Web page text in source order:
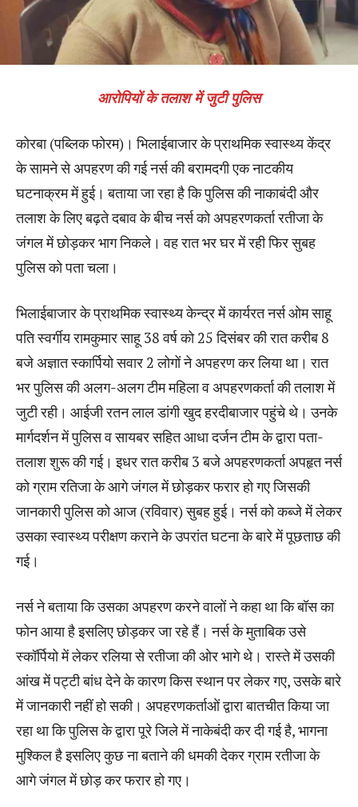
आरोपियों के तलाश में जुटी पुलिस
कोरबा (पब्लिक फोरम)। भिलाईबाजार के प्राथमिक स्वास्थ्य केंद्र
के सामने से अपहरण की गई नर्स की बरामदगी एक नाटकीय
घटनाक्रम में हुई। बताया जा रहा है कि पुलिस की नाकाबंदी और
तलाश के लिए बढ़ते दबाव के बीच नर्स को अपहरणकर्ता रतीजा के
जंगल में छोड़कर भाग निकले। वह रात भर घर में रही फिर सुबह
पुलिस को पता चला।
भिलाईबाजार के प्राथमिक स्वास्थ्य केन्द्र में कार्यरत नर्स ओम साहू
पति स्वर्गीय रामकुमार साहू 38 वर्ष को 25 दिसंबर की रात करीब 8
बजे अज्ञात स्कार्पियो सवार 2 लोगों ने अपहरण कर लिया था। रात
भर पुलिस की अलग-अलग टीम महिला व अपहरणकर्ता की तलाश में
जुटी रही। आईजी रतन लाल डांगी खुद हरदीबाजार पहुंचे थे। उनके
मार्गदर्शन में पुलिस व सायबर सहित आधा दर्जन टीम के द्वारा पता-
तलाश शुरू की गई। इधर रात करीब 3 बजे अपहरणकर्ता अपहृत नर्स
को ग्राम रतिजा के आगे जंगल में छोड़कर फरार हो गए जिसकी
जानकारी पुलिस को आज (रविवार) सुबह हुई। नर्स को कब्जे में लेकर
उसका स्वास्थ्य परीक्षण कराने के उपरांत घटना के बारे में पूछताछ की
गई।
नर्स ने बताया कि उसका अपहरण करने वालों ने कहा था कि बॉस का
फोन आया है इसलिए छोड़कर जा रहे हैं। नर्स के मुताबिक उसे
स्कॉर्पियो में लेकर रलिया से रतीजा की ओर भागे थे। रास्ते में उसकी
आंख में पट्टी बांध देने के कारण किस स्थान पर लेकर गए, उसके बारे
में जानकारी नहीं हो सकी। अपहरणकर्ताओं द्वारा बातचीत किया जा
रहा था कि पुलिस के द्वारा पूरे जिले में नाकेबंदी कर दी गई है, भागना
मुश्किल है इसलिए कुछ ना बताने की धमकी देकर ग्राम रतीजा के
आगे जंगल में छोड़ कर फरार हो गए।